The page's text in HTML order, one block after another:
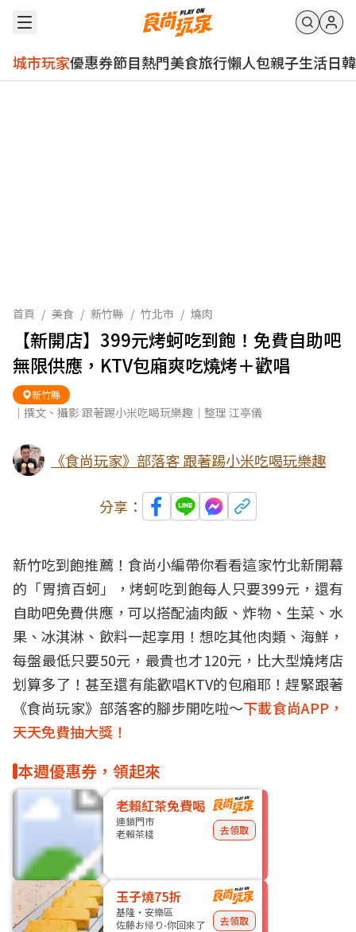
城市玩家優惠券節目熱門美食旅行懶人包親子生活日韓
首頁 / 美食 / 新竹縣 / 竹北市 / 燒肉
【新開店】399元烤蚵吃到飽！免費自助吧
無限供應，KTV包廂爽吃燒烤＋歡唱
新竹縣
｜撰文、攝影 跟著踢小米吃喝玩樂趣｜整理 江亭儀
《食尚玩家》部落客 跟著踢小米吃喝玩樂趣
分享：
新竹吃到飽推薦！食尚小編帶你看看這家竹北新開幕
的「胃擠百蚵」，烤蚵吃到飽每人只要399元，還有
自助吧免費供應，可以搭配滷肉飯、炸物、生菜、水
果、冰淇淋、飲料一起享用！想吃其他肉類、海鮮，
每盤最低只要50元，最貴也才120元，比大型燒烤店
划算多了！甚至還有能歡唱KTV的包廂耶！趕緊跟著
《食尚玩家》部落客的腳步開吃啦～下載食尚APP，
天天免費抽大獎！
本週優惠券，領起來
老賴紅茶免費喝
連鎖門市
老賴茶棧
去領取
玉子燒75折
基隆・安樂區
佐藤お帰り-你回來了
去領取